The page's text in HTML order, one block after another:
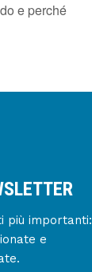
e perché
più importanti:
e